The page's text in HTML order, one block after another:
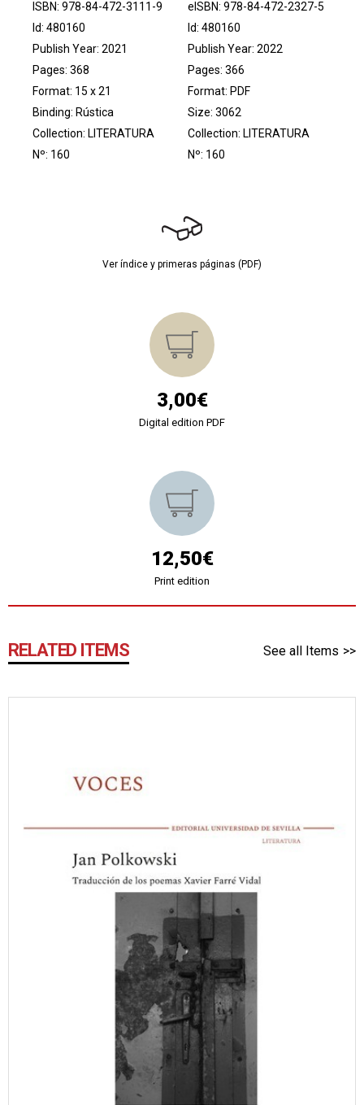
ISBN: 978-84-472-3111-9
Id: 480160
Publish Year: 2021
Pages: 368
Format: 15 x 21
Binding: Rústica
Collection: LITERATURA
Nº: 160
eISBN: 978-84-472-2327-5
Id: 480160
Publish Year: 2022
Pages: 366
Format: PDF
Size: 3062
Collection:LITERATURA
Nº: 160
Ver índice y primeras páginas (PDF)
3,00€
Digital edition PDF
12,50€
Print edition
RELATED ITEMS See all Items